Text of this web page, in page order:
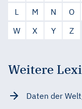
L
M N O
W
X Y Z
Weitere
Daten der